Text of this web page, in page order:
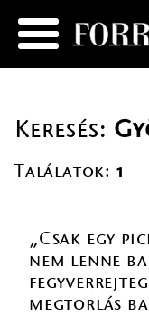
Keresés:
Találatok: 1
„Csak egy
nem lenne
megtorlás